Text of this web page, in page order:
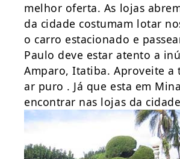
melhor oferta. As lojas
da cidade costumam lotar
o carro estacionado e
Paulo deve estar atento a
Amparo, Itatiba. Aproveite
ar puro . Já que esta em
encontrar nas lojas da